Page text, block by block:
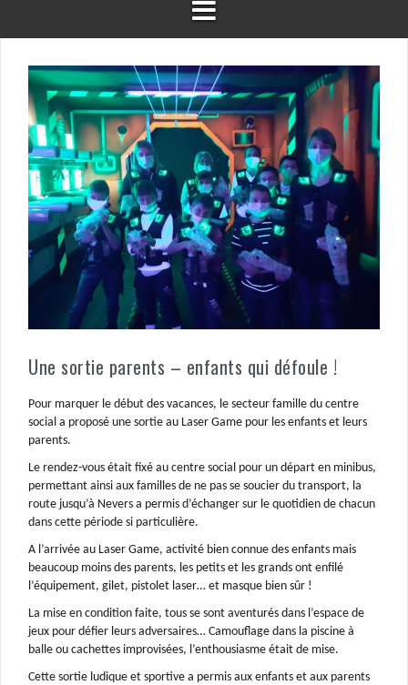
Une sortie parents – enfants qui défoule !
Pour marquer le début des vacances, le secteur famille du centre
social a proposé une sortie au Laser Game pour les enfants et leurs
parents.
Le rendez-vous était fixé au centre social pour un départ en minibus,
permettant ainsi aux familles de ne pas se soucier du transport, la
route jusqu’à Nevers a permis d’échanger sur le quotidien de chacun
dans cette période si particulière.
A l’arrivée au Laser Game, activité bien connue des enfants mais
beaucoup moins des parents, les petits et les grands ont enfilé
l’équipement, gilet, pistolet laser… et masque bien sûr !
La mise en condition faite, tous se sont aventurés dans l’espace de
jeux pour défier leurs adversaires… Camouflage dans la piscine à
balle ou cachettes improvisées, l’enthousiasme était de mise.
Cette sortie ludique et sportive a permis aux enfants et aux parents